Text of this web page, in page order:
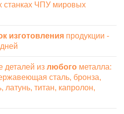
станках ЧПУ мировых
изготовления продукции -
деталей из любого металла:
сталь, бронза,
латунь, титан, капролон,